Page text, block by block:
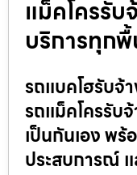
แม็คโครรับ
บริการทุก
รถแบคโฮรับจ้
รถแม็คโครรับ
เป็นกันเอง พ
ประสบการณ์